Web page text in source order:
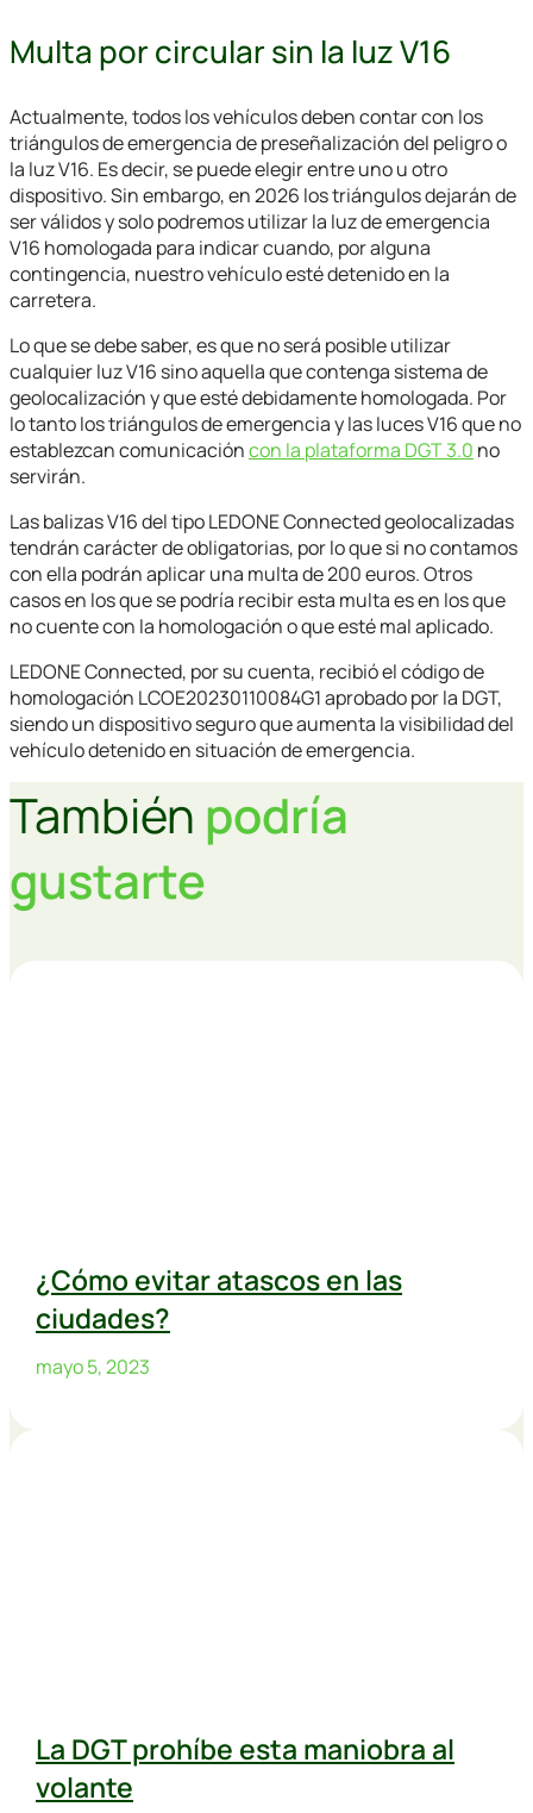
Multa por circular sin la luz V16
Actualmente, todos los vehículos deben contar con los
triángulos de emergencia de preseñalización del peligro o
la luz V16. Es decir, se puede elegir entre uno u otro
dispositivo. Sin embargo, en 2026 los triángulos dejarán de
ser válidos y solo podremos utilizar la luz de emergencia
V16 homologada para indicar cuando, por alguna
contingencia, nuestro vehículo esté detenido en la
carretera.
Lo que se debe saber, es que no será posible utilizar
cualquier luz V16 sino aquella que contenga sistema de
geolocalización y que esté debidamente homologada. Por
lo tanto los triángulos de emergencia y las luces V16 que no
establezcan comunicacióncon la plataforma DGT 3.0 no
servirán.
Las balizas V16 del tipo LEDONE Connected geolocalizadas
tendrán carácter de obligatorias, por lo que si no contamos
con ella podrán aplicar una multa de 200 euros. Otros
casos en los que se podría recibir esta multa es en los que
no cuente con la homologación o que esté mal aplicado.
LEDONE Connected, por su cuenta, recibió el código de
homologación LCOE20230110084G1 aprobado por la DGT,
siendo un dispositivo seguro que aumenta la visibilidad del
vehículo detenido en situación de emergencia.
También podría
gustarte
¿Cómo evitar atascos en las
ciudades?
mayo 5, 2023
La DGT prohíbe esta maniobra al
volante